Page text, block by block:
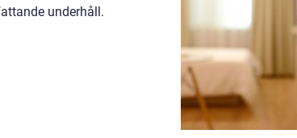
underhåll.